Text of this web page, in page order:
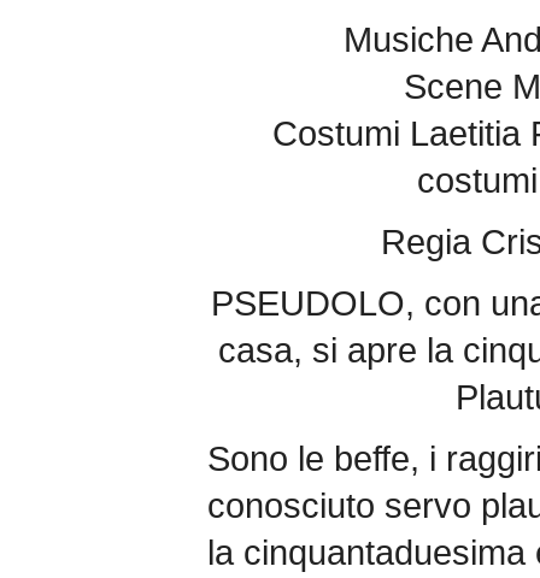
Musiche
Scene
Costumi Laetitia
Regia
PSEUDOLO, con
casa, si apre la
Sono le beffe, i
conosciuto servo
la